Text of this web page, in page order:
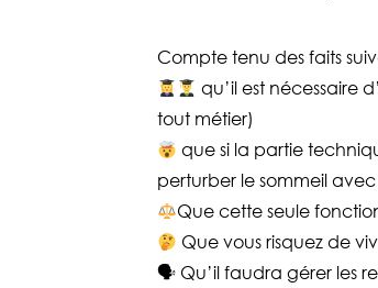
Compte tenu des faits
qu’il est nécessaire
tout métier)
que si la partie
perturber le sommeil
Que cette seule
Que vous risquez de
🗣 Qu’il faudra gérer les